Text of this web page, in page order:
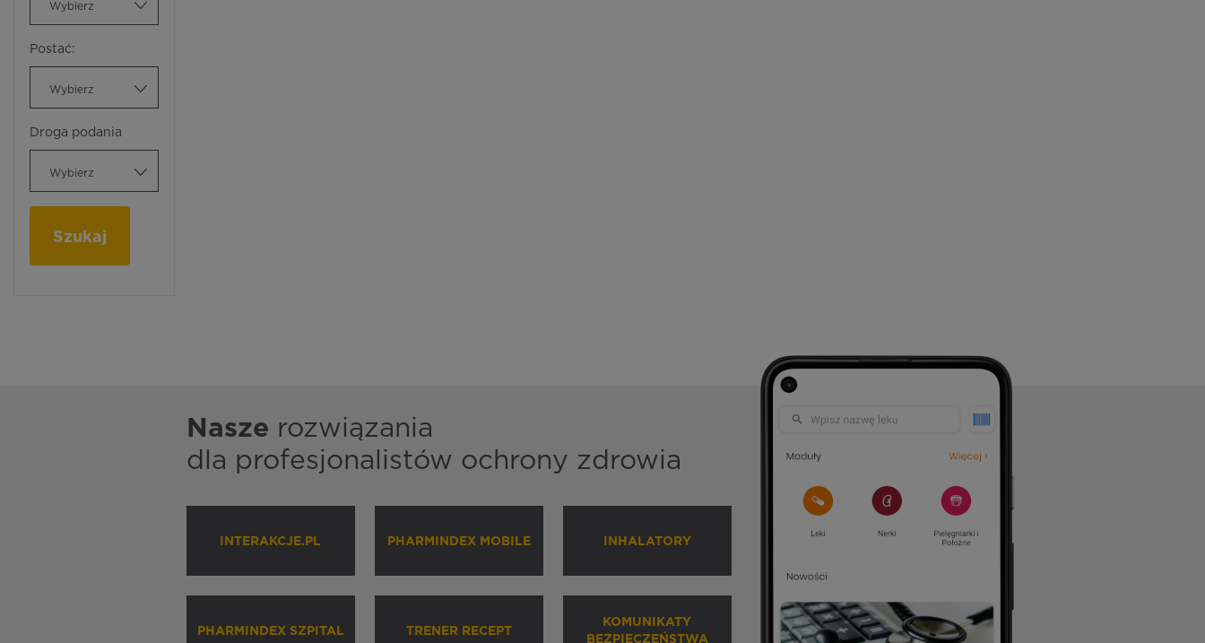
Wybierz
Postać:
Wybierz
Droga podania
Wybierz
Szukaj
Nasze rozwiązania
dla profesjonalistów ochrony zdrowia
INTERAKCJE.PL PHARMINDEX MOBILE INHALATORY
PHARMINDEX SZPITAL TRENER RECEPT
KOMUNIKATY
BEZPIECZEŃSTWA